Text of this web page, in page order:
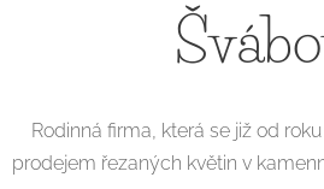
Rodinná firma, která se již od
prodejem řezaných květin v